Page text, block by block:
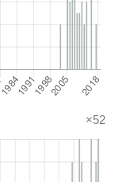
×52